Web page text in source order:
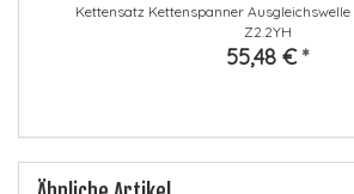
Kettensatz Kettenspanner Ausgleichswelle
Z2.2YH
55,48 € *